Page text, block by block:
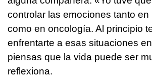
controlar las emociones tanto en
como en oncología. Al principio
enfrentarte a esas situaciones
piensas que la vida puede ser
reflexiona.